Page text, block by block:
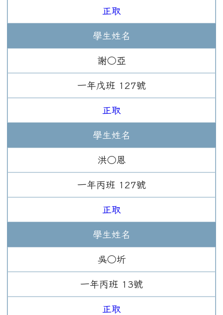
正取
學生姓名
謝○亞
一年 戊班 127號
正取
學生姓名
洪○恩
一年丙班 127號
正取
學生姓名
吳○圻
一年丙班 13號
正取